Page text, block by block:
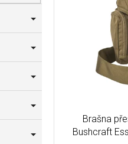
Brašna
Bushcraft